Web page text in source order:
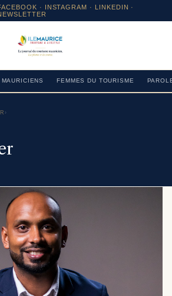
· INSTAGRAM · LINKEDIN ·
FEMMES DU TOURISME
›